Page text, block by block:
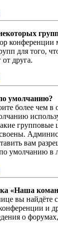
конференции
для того,
от друга.
умолчанию?
более чем в
вам
умолчанию в
«Наша
вы найдёте
и
о